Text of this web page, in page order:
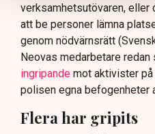
verksamhetsutövaren, eller
att be personer lämna
genom nödvärnsrätt
Neovas medarbetare redan
ingripande mot aktivister
polisen egna befogenheter
Flera har gripits